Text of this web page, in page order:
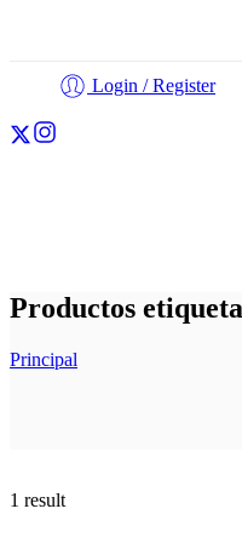
Login / Register
Productos
Principal
1 result